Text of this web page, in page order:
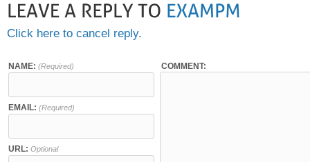
Click here to cancel reply.
NAME: (Required)
EMAIL: (Required)
URL: Optional
COMMENT: